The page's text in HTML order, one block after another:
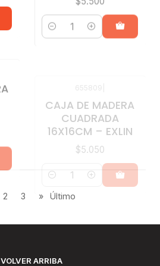
Cantidad
655809 |
16X16CM – EXLIN
$5.050
Cantidad
2 3 » Último
VOLVER ARRIBA